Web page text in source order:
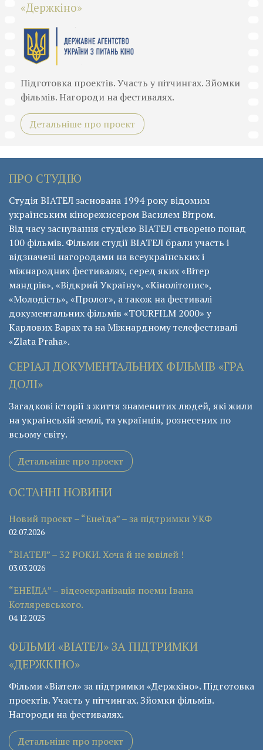
«Держкіно»
Підготовка проектів. Участь у пітчингах. Зйомки
фільмів. Нагороди на фестивалях.
Детальніше про проект
ПРО СТУДІЮ
Студія ВІАТЕЛ заснована 1994 року відомим
українським кінорежисером Василем Вітром.
Від часу заснування студією ВІАТЕЛ створено понад
100 фільмів. Фільми студії ВІАТЕЛ брали участь і
відзначені нагородами на всеукраїнських і
міжнародних фестивалях, серед яких «Вітер
мандрів», «Відкрий Україну», «Кінолітопис»,
«Молодість», «Пролог», а також на фестивалі
документальних фільмів «ТОURFILM 2000» у
Карлових Варах та на Міжнардному телефестивалі
«Zlata Praha».
СЕРІАЛ ДОКУМЕНТАЛЬНИХ ФІЛЬМІВ «ГРА
ДОЛІ»
Загадкові історії з життя знаменитих людей, які жили
на українській землі, та українців, рознесених по
всьому світу.
Детальніше про проект
ОСТАННІ НОВИНИ
Новий проєкт – “Енеїда” – за підтримки УКФ
02.07.2026
“ВІАТЕЛ” – 32 РОКИ. Хоча й не ювілей !
03.03.2026
“ЕНЕЇДА” – відеоекранізація поеми Івана
Котляревського.
04.12.2025
ФІЛЬМИ «ВІАТЕЛ» ЗА ПІДТРИМКИ
«ДЕРЖКІНО»
Фільми «Віател» за підтримки «Держкіно». Підготовка
проектів. Участь у пітчингах. Зйомки фільмів.
Нагороди на фестивалях.
Детальніше про проект